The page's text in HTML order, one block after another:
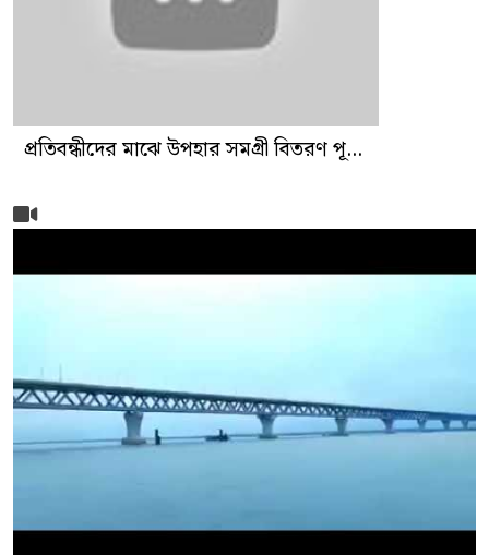
প্রতিবন্ধীদের মাঝে উপহার সমগ্রী বিতরণ পূ...